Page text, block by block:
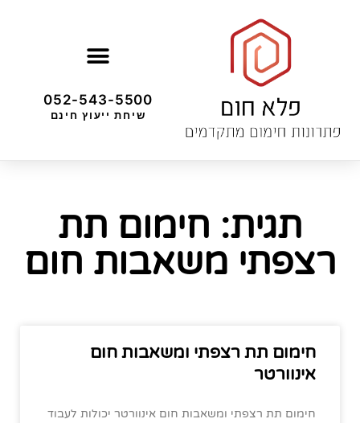
052-543-5500
שיחת ייעוץ חינם
תגית: חימום תת
רצפתי משאבות חום
חימום תת רצפתי ומשאבות חום
אינוורטר
חימום תת רצפתי ומשאבות חום אינוורטר יכולות לעבוד